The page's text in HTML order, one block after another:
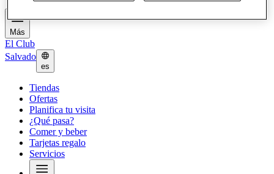
Más
El Club
Salvado
es
Tiendas
Ofertas
Planifica tu visita
¿Qué pasa?
Comer y beber
Tarjetas regalo
Servicios